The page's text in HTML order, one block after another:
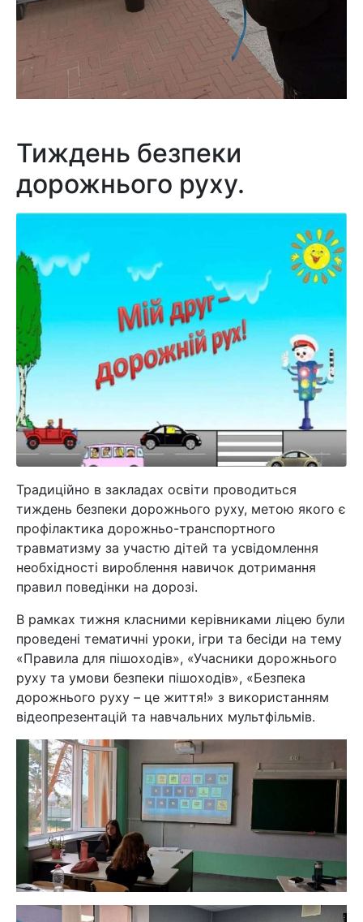
Тиждень безпеки
дорожнього руху.
Традиційно в закладах освіти проводиться
тиждень безпеки дорожнього руху, метою якого є
профілактика дорожньо-транспортного
травматизму за участю дітей та усвідомлення
необхідності вироблення навичок дотримання
правил поведінки на дорозі.
В рамках тижня класними керівниками ліцею були
проведені тематичні уроки, ігри та бесіди на тему
«Правила для пішоходів», «Учасники дорожнього
руху та умови безпеки пішоходів», «Безпека
дорожнього руху – це життя!» з використанням
відеопрезентацій та навчальних мультфільмів.